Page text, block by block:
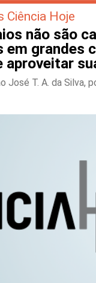
Ciência Hoje
não são
em grandes
aproveitar
José T. A. da Silva,